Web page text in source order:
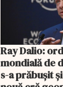
Ray Dalio:
mondială de
s-a prăbușit